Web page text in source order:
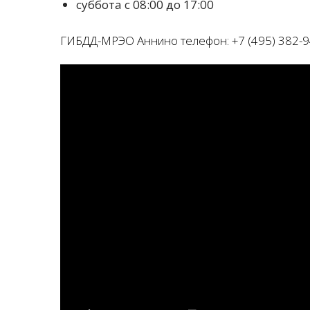
суббота с 08:00 до 17:00
ГИБДД-МРЭО Аннино телефон: +7 (495) 382-